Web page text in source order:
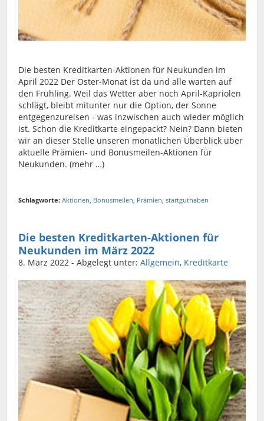
Die besten Kreditkarten-Aktionen für Neukunden im
April 2022 Der Oster-Monat ist da und alle warten auf
den Frühling. Weil das Wetter aber noch April-Kapriolen
schlägt, bleibt mitunter nur die Option, der Sonne
entgegenzureisen - was inzwischen auch wieder möglich
ist. Schon die Kreditkarte eingepackt? Nein? Dann bieten
wir an dieser Stelle unseren monatlichen Überblick über
aktuelle Prämien- und Bonusmeilen-Aktionen für
Neukunden. (mehr …)
Schlagworte: Aktionen Bonusmeilen Prämien startguthaben
Die besten Kreditkarten-Aktionen für
Neukunden im März 2022
8. März 2022 - Abgelegt unter: Allgemein, Kreditkarte